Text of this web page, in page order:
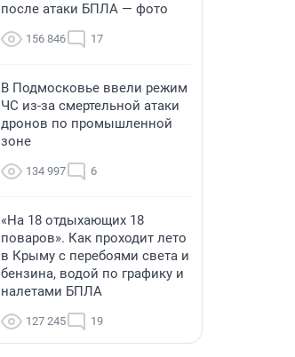
после атаки БПЛА — фото
156 846 17
В Подмосковье ввели режим
ЧС из-за смертельной атаки
дронов по промышленной
зоне
134 997 6
«На 18 отдыхающих 18
поваров». Как проходит лето
в Крыму с перебоями света и
бензина, водой по графику и
налетами БПЛА
127 245 19